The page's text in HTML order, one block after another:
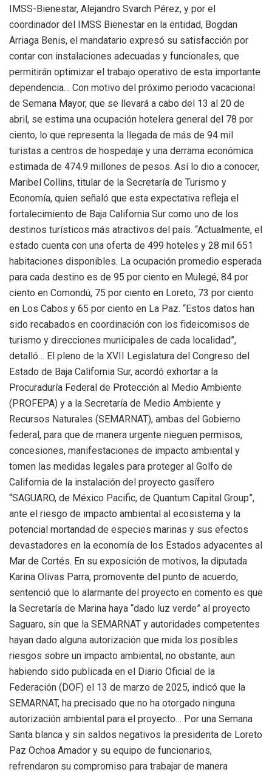
IMSS-Bienestar, Alejandro Svarch Pérez, y por el
coordinador del IMSS Bienestar en la entidad, Bogdan
Arriaga Benis, el mandatario expresó su satisfacción por
contar con instalaciones adecuadas y funcionales, que
permitirán optimizar el trabajo operativo de esta importante
dependencia… Con motivo del próximo periodo vacacional
de Semana Mayor, que se llevará a cabo del 13 al 20 de
abril, se estima una ocupación hotelera general del 78 por
ciento, lo que representa la llegada de más de 94 mil
turistas a centros de hospedaje y una derrama económica
estimada de 474.9 millones de pesos. Así lo dio a conocer,
Maribel Collins, titular de la Secretaría de Turismo y
Economía, quien señaló que esta expectativa refleja el
fortalecimiento de Baja California Sur como uno de los
destinos turísticos más atractivos del país. “Actualmente, el
estado cuenta con una oferta de 499 hoteles y 28 mil 651
habitaciones disponibles. La ocupación promedio esperada
para cada destino es de 95 por ciento en Mulegé, 84 por
ciento en Comondú, 75 por ciento en Loreto, 73 por ciento
en Los Cabos y 65 por ciento en La Paz. “Estos datos han
sido recabados en coordinación con los fideicomisos de
turismo y direcciones municipales de cada localidad”,
detalló… El pleno de la XVII Legislatura del Congreso del
Estado de Baja California Sur, acordó exhortar a la
Procuraduría Federal de Protección al Medio Ambiente
(PROFEPA) y a la Secretaría de Medio Ambiente y
Recursos Naturales (SEMARNAT), ambas del Gobierno
federal, para que de manera urgente nieguen permisos,
concesiones, manifestaciones de impacto ambiental y
tomen las medidas legales para proteger al Golfo de
California de la instalación del proyecto gasífero
“SAGUARO, de México Pacific, de Quantum Capital Group”,
ante el riesgo de impacto ambiental al ecosistema y la
potencial mortandad de especies marinas y sus efectos
devastadores en la economía de los Estados adyacentes al
Mar de Cortés. En su exposición de motivos, la diputada
Karina Olivas Parra, promovente del punto de acuerdo,
sentenció que lo alarmante del proyecto en comento es que
la Secretaría de Marina haya “dado luz verde” al proyecto
Saguaro, sin que la SEMARNAT y autoridades competentes
hayan dado alguna autorización que mida los posibles
riesgos sobre un impacto ambiental, no obstante, aun
habiendo sido publicada en el Diario Oficial de la
Federación (DOF) el 13 de marzo de 2025, indicó que la
SEMARNAT, ha precisado que no ha otorgado ninguna
autorización ambiental para el proyecto… Por una Semana
Santa blanca y sin saldos negativos la presidenta de Loreto
Paz Ochoa Amador y su equipo de funcionarios,
refrendaron su compromiso para trabajar de manera